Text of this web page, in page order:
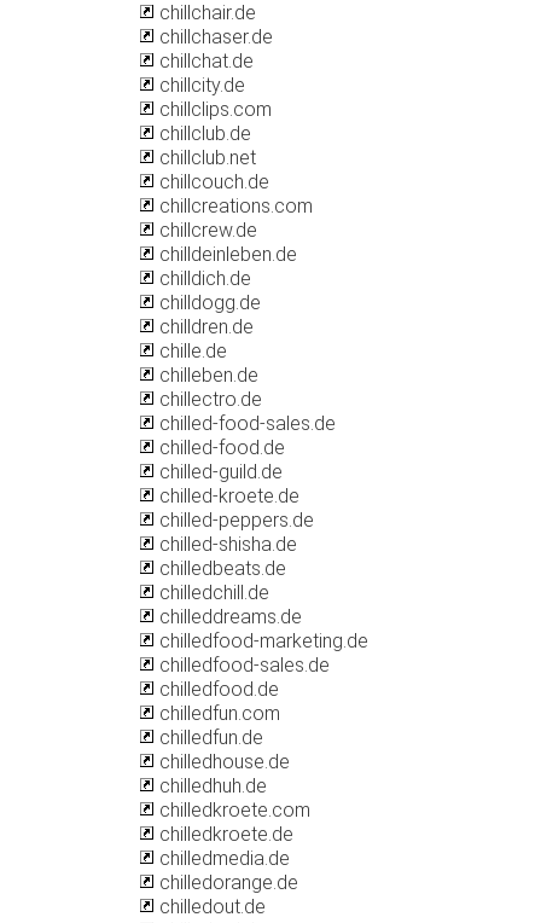
chillchair.de
chillchaser.de
chillchat.de
chillcity.de
chillclips.com
chillclub.de
chillclub.net
chillcouch.de
chillcreations.com
chillcrew.de
chilldeinleben.de
chilldich.de
chilldogg.de
chilldren.de
chille.de
chilleben.de
chillectro.de
chilled-food-sales.de
chilled-food.de
chilled-guild.de
chilled-kroete.de
chilled-peppers.de
chilled-shisha.de
chilledbeats.de
chilledchill.de
chilleddreams.de
chilledfood-marketing.de
chilledfood-sales.de
chilledfood.de
chilledfun.com
chilledfun.de
chilledhouse.de
chilledhuh.de
chilledkroete.com
chilledkroete.de
chilledmedia.de
chilledorange.de
chilledout.de